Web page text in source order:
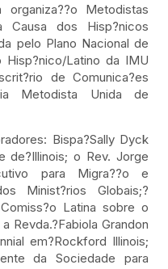
Metodistas
Causa dos Hisp?nicos
pelo Plano Nacional de
Hisp?nico/Latino da IMU
de Comunica?es
Metodista Unida de
Bispa?Sally Dyck
de?Illinois; o Rev. Jorge
para Migra??o e
Minist?rios Globais;?
Latina sobre o
Revda.?Fabiola Grandon
em?Rockford Illinois;
da Sociedade para